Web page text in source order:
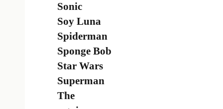
Sonic
Soy Luna
Spiderman
Sponge Bob
Star Wars
Superman
The